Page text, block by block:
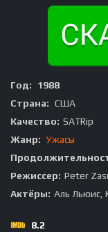
Год:
1988
Страна: США
Качество: SATRip
Жанр: Ужасы
Режиссер: Peter
Актёры: Аль Льюис,
8.2